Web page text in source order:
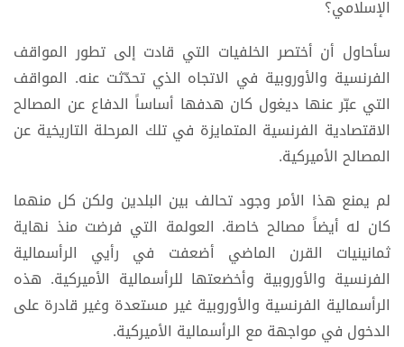
الإسلامي؟
سأحاول أن أختصر الخلفيات التي قادت إلى تطور المواقف
الفرنسية والأوروبية في الاتجاه الذي تحدّثت عنه. المواقف
التي عبّر عنها ديغول كان هدفها أساساً الدفاع عن المصالح
الاقتصادية الفرنسية المتمايزة في تلك المرحلة التاريخية عن
المصالح الأميركية.
لم يمنع هذا الأمر وجود تحالف بين البلدين ولكن كل منهما
كان له أيضاً مصالح خاصة. العولمة التي فرضت منذ نهاية
ثمانينيات القرن الماضي أضعفت في رأيي الرأسمالية
الفرنسية والأوروبية وأخضعتها للرأسمالية الأميركية. هذه
الرأسمالية الفرنسية والأوروبية غير مستعدة وغير قادرة على
الدخول في مواجهة مع الرأسمالية الأميركية.